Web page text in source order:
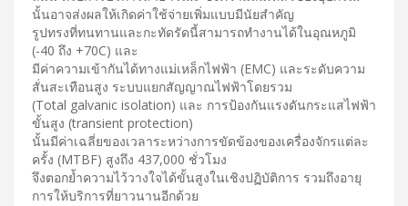
นั้นอาจส่งผลให้เกิดค่าใช้จ่ายเพิ่มแบบมีนัยสำคัญ
รูปทรงที่ทนทานและกะทัดรัดนี้สามารถทำงานได้ในอุณหภูมิ
(-40 ถึง +70C) และ
มีค่าความเข้ากันได้ทางแม่เหล็กไฟฟ้า (EMC) และระดับความ
สั่นสะเทือนสูง ระบบแยกสัญญาณไฟฟ้าโดยรวม
(Total galvanic isolation) และ การป้องกันแรงดันกระแสไฟฟ้า
ขั้นสูง (transient protection)
นั้นมีค่าเฉลี่ยของเวลาระหว่างการขัดข้องของเครื่องจักรแต่ละ
ครั้ง (MTBF) สูงถึง 437,000 ชั่วโมง
จึงตอกย้ำความไว้วางใจได้ขั้นสูงในเชิงปฏิบัติการ รวมถึงอายุ
การให้บริการที่ยาวนานอีกด้วย